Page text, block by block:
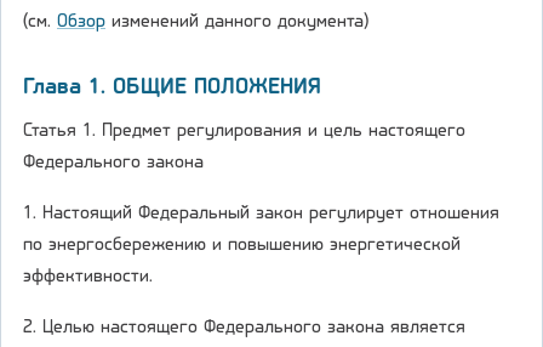
(см. Обзор изменений данного документа)
Глава 1. ОБЩИЕ ПОЛОЖЕНИЯ
Статья 1. Предмет регулирования и цель настоящего
Федерального закона
1. Настоящий Федеральный закон регулирует отношения
по энергосбережению и повышению энергетической
эффективности.
2. Целью настоящего Федерального закона является